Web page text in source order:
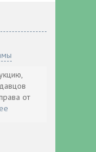
от